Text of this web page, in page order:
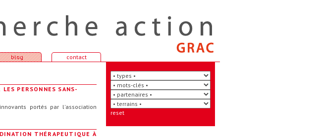
blog contact
PERSONNES SANS-
portés par l'association
THÉRAPEUTIQUE À
reset